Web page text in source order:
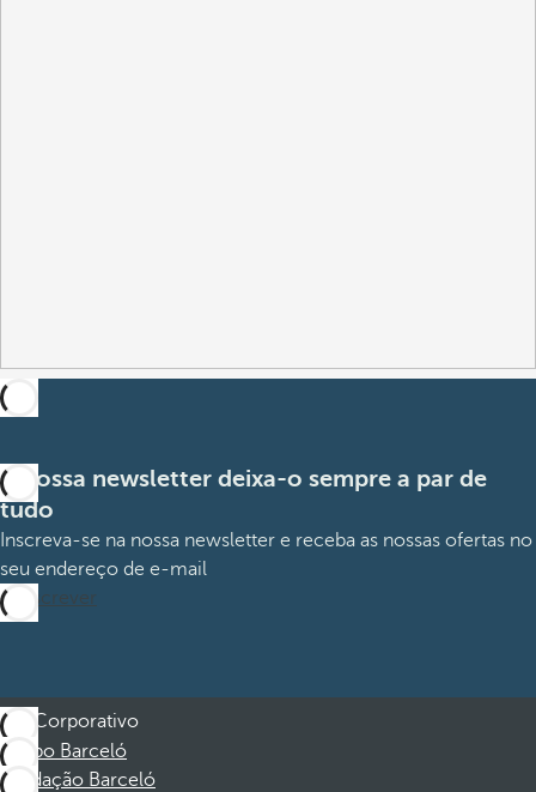
A nossa newsletter deixa-o sempre a par de
tudo
Inscreva-se na nossa newsletter e receba as nossas ofertas no
seu endereço de e-mail
Subscrever
Corporativo
Grupo Barceló
Fundação Barceló